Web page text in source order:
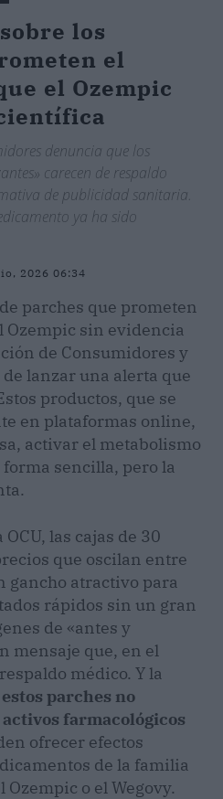
los
el
el Ozempic
denuncia que los
carecen de respaldo
de publicidad sanitaria.
ya ha sido
2026 06:34
parches que prometen
Ozempic sin evidencia
de Consumidores y
de lanzar una alerta que
productos, que se
en plataformas online,
activar el metabolismo
sencilla, pero la
las cajas de 30
que oscilan entre
gancho atractivo para
rápidos sin un gran
de «antes y
mensaje que, en el
médico. Y la
estos parches no
farmacológicos
ofrecer efectos
de la familia
Ozempic o el Wegovy.